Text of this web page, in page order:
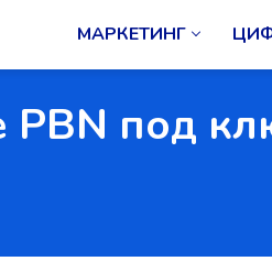
МАРКЕТИНГ
PBN под